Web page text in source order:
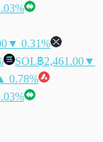
▼ 0.31%
SOL฿2,461.00▼
0.78%